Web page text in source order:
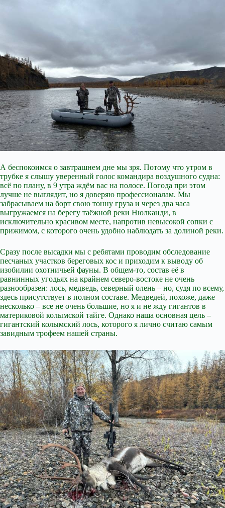
А беспокоимся о завтрашнем дне мы зря. Потому что утром в
трубке я слышу уверенный голос командира воздушного судна:
всё по плану, в 9 утра ждём вас на полосе. Погода при этом
лучше не выглядит, но я доверяю профессионалам. Мы
забрасываем на борт свою тонну груза и через два часа
выгружаемся на берегу таёжной реки Нюлканди, в
исключительно красивом месте, напротив невысокой сопки с
прижимом, с которого очень удобно наблюдать за долиной реки.
Сразу после высадки мы с ребятами проводим обследование
песчаных участков береговых кос и приходим к выводу об
изобилии охотничьей фауны. В общем-то, состав её в
равнинных угодьях на крайнем северо-востоке не очень
разнообразен: лось, медведь, северный олень – но, судя по всему,
здесь присутствует в полном составе. Медведей, похоже, даже
несколько – все не очень большие, но я и не жду гигантов в
материковой колымской тайге. Однако наша основная цель –
гигантский колымский лось, которого я лично считаю самым
завидным трофеем нашей страны.